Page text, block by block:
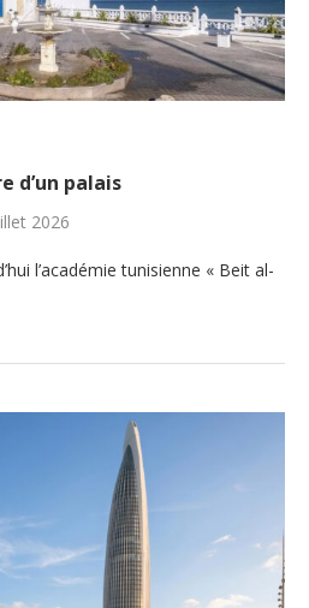
d’un palais
2026
l’académie tunisienne « Beit al-